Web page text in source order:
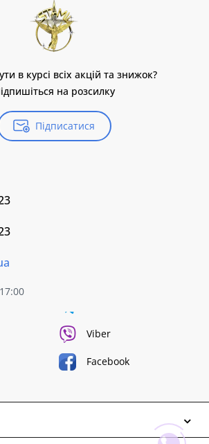
в курсі всіх акцій та знижок?
на розсилку
Підписатися
Viber
Facebook